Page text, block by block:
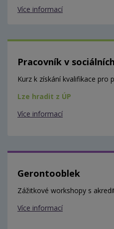
Více informací
Pracovník v
Kurz k získání kvalifikace pro
Lze hradit z ÚP
Více informací
Gerontooblek
Zážitkové workshopy s
Více informací